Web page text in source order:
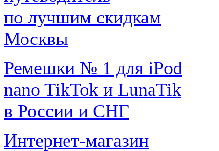
по лучшим скидкам
Москвы
Ремешки № 1 для iPod
nano TikTok и LunaTik
в России и СНГ
Интернет-магазин